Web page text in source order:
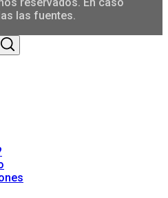
las fuentes.